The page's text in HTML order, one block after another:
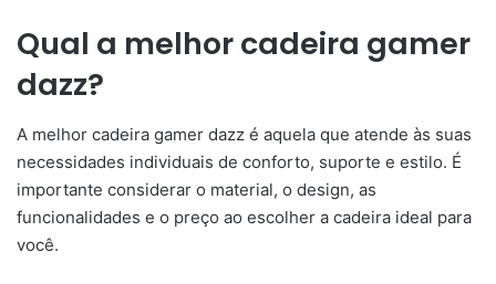
Qual a melhor cadeira gamer
dazz?
A melhor cadeira gamer dazz é aquela que atende às suas
necessidades individuais de conforto, suporte e estilo. É
importante considerar o material, o design, as
funcionalidades e o preço ao escolher a cadeira ideal para
você.